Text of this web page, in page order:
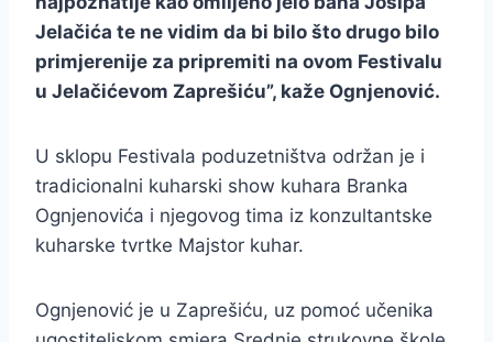
Jelačića te ne vidim da bi bilo što drugo bilo
primjerenije za pripremiti na ovom Festivalu
u Jelačićevom Zaprešiću”, kaže Ognjenović.
U sklopu Festivala poduzetništva održan je i
tradicionalni kuharski show kuhara Branka
Ognjenovića i njegovog tima iz konzultantske
kuharske tvrtke Majstor kuhar.
Ognjenović je u Zaprešiću, uz pomoć učenika